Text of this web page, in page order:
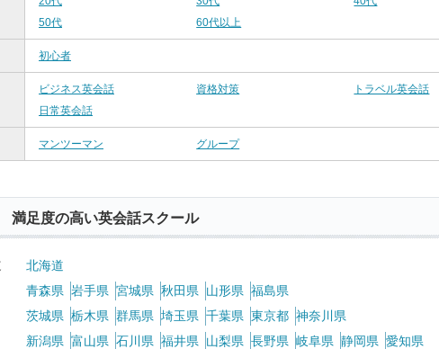
50代
60代以上
初心者
ビジネス英会話 資格対策
トラベル英会話
日常英会話
マンツーマン グループ
足度の高い英会話スクール
北海道
青森県 岩手県 宮城県 秋田県 山形県 福島県
茨城県 栃木県 群馬県 埼玉県 千葉県 東京都 神奈川県
新潟県 富山県 石川県 福井県 山梨県 長野県 岐阜県 静岡県 愛知県